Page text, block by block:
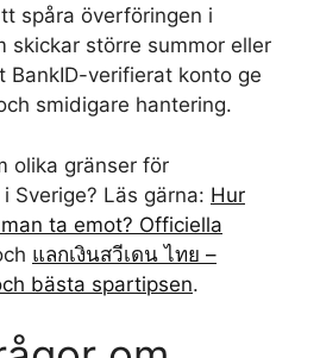
spåra överföringen i
skickar större summor eller
BankID-verifierat konto ge
smidigare hantering.
olika gränser för
Sverige? Läs gärna: Hur
ta emot? Officiella
แลกเงินสวีเดน ไทย –
bästa spartipsen.